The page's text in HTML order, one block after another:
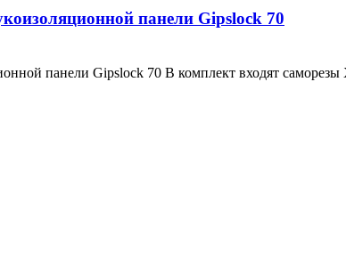
панели Gipslock 70
панели Gipslock 70 В комплект входят